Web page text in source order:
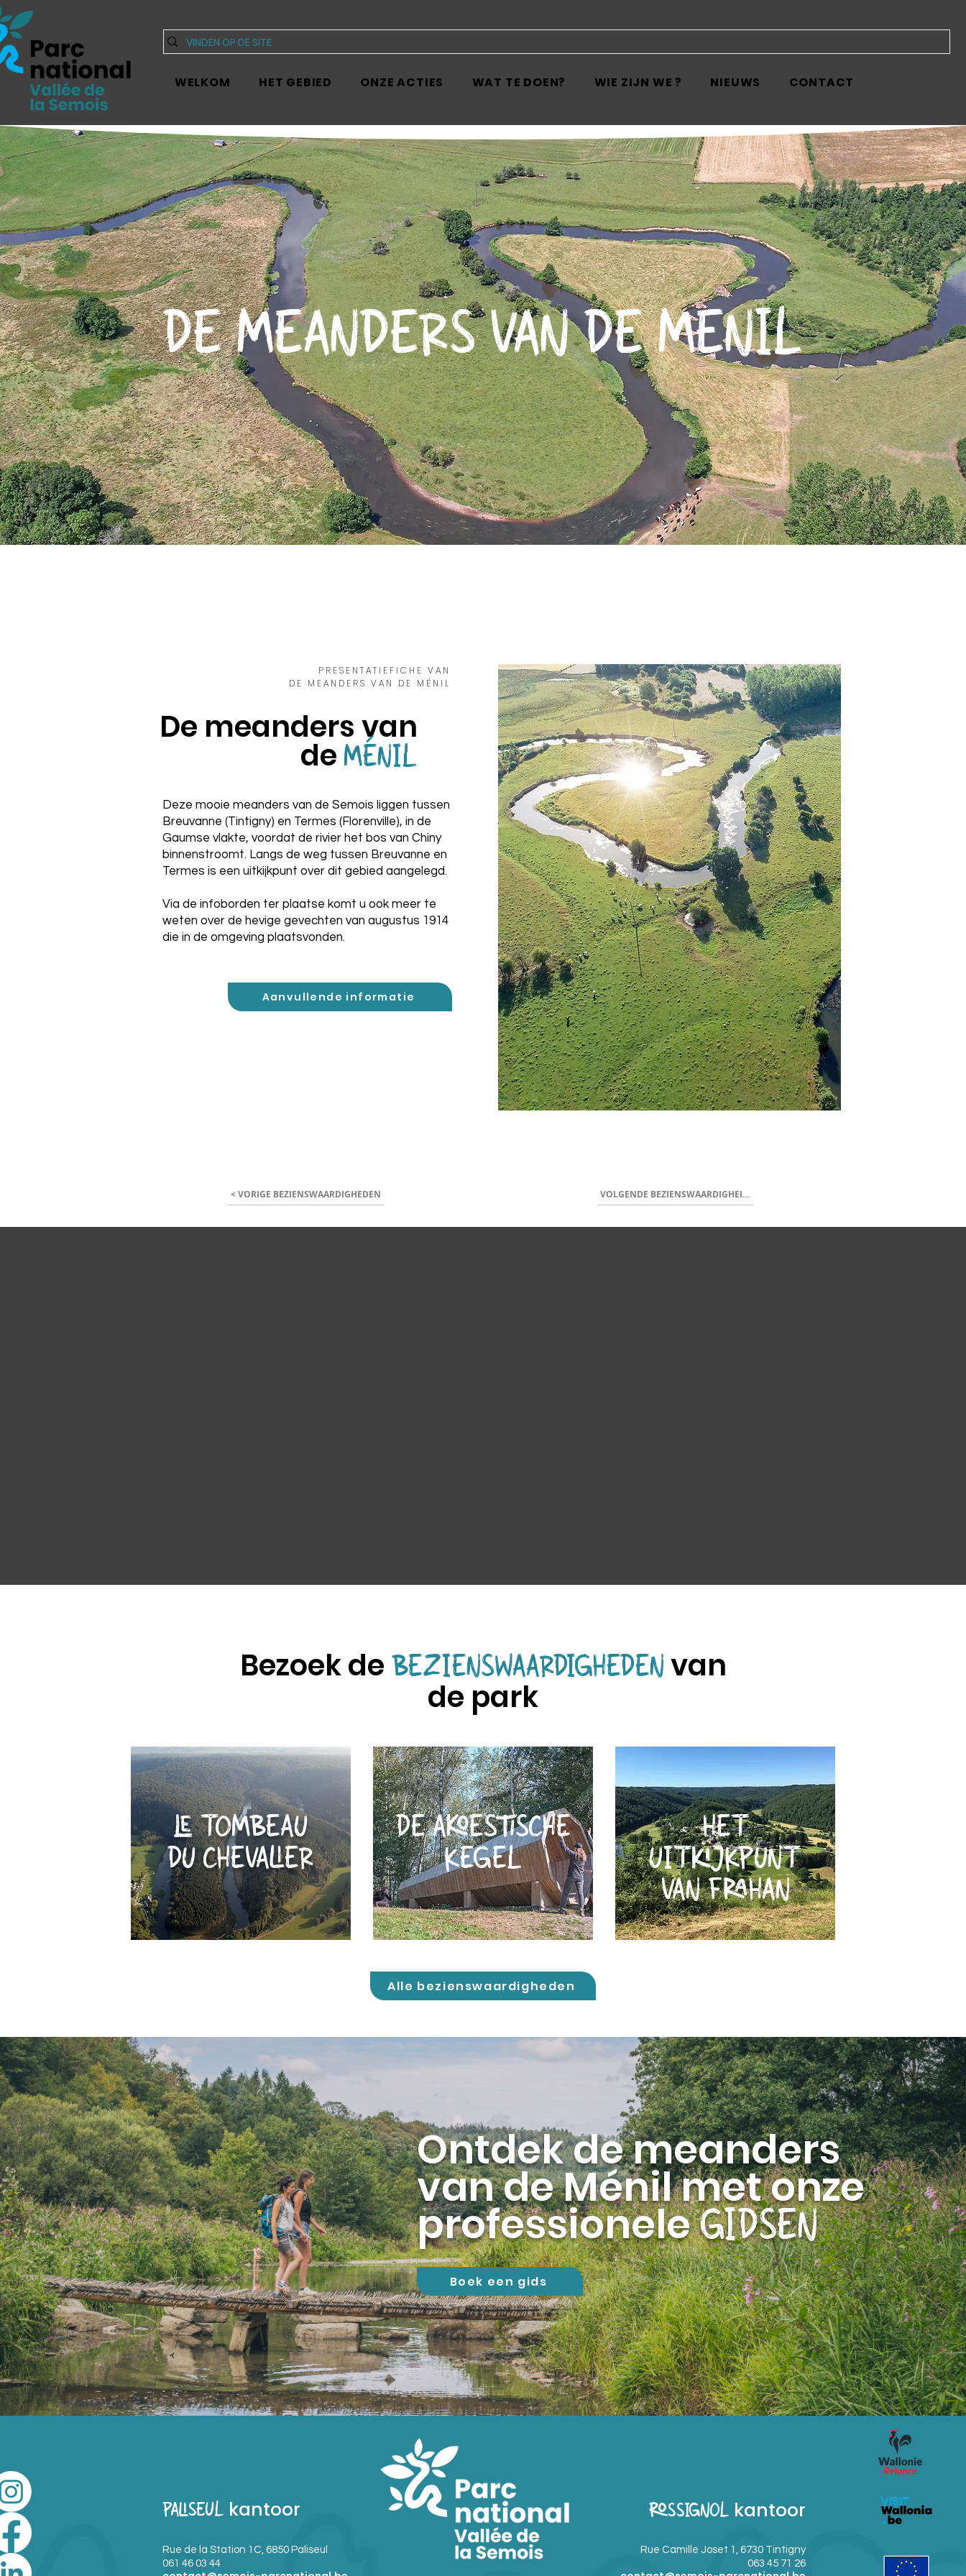
WELKOM HET GEBIED ONZE ACTIES WAT TE DOEN? WIE ZIJN WE ? NIEUWS CONTACT
DE MEANDERS VAN DE MENIL
PRESENTATIEFICHE VAN
DE MEANDERS VAN DE MÉNIL
De meanders van
de MÉNIL
Deze mooie meanders van de Semois liggen tussen
Breuvanne (Tintigny) en Termes (Florenville), in de
Gaumse vlakte, voordat de rivier het bos van Chiny
binnenstroomt. Langs de weg tussen Breuvanne en
Termes is een uitkijkpunt over dit gebied aangelegd.
Via de infoborden ter plaatse komt u ook meer te
weten over de hevige gevechten van augustus 1914
die in de omgeving plaatsvonden.
Aanvullende informatie
< VORIGE BEZIENSWAARDIGHEDEN VOLGENDE BEZIENSWAARDIGHEID >
Bezoek de BEZIENSWAARDIGHEDEN van
de park
LE TOMBEAU
DU CHEVALIER
DE AKOESTISCHE
KEGEL
HET
UITKIJKPUNT
VAN FRAHAN
Alle bezienswaardigheden
Ontdek de meanders
van de Ménil met onze
professioneleGIDSEN
Boek een gids
PALISEUL kantoor ROSSIGNOL kantoor
Rue de la Station 1C, 6850 Paliseul
061 46 03 44
Rue Camille Joset 1, 6730 Tintigny
063 45 71 26